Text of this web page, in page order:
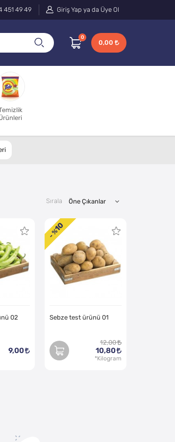
451 49 49 Giriş Yap ya da Üye Ol
0
0,00
Sırala
02
9,00
Sebze test ürünü 01
12,00
10,80
- %
10